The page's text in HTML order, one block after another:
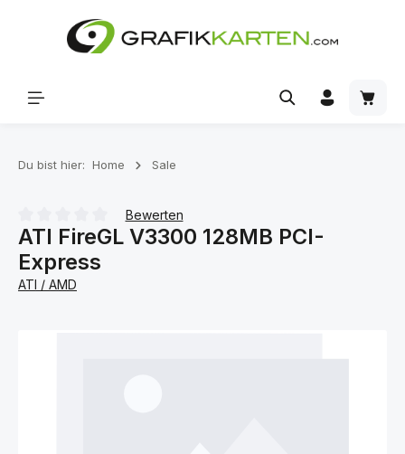
Zum Hauptinhalt springen
Du bist hier: Home Sale
Durchschnittliche Bewertung von 0 von 5 Sternen
Bewerten
ATI FireGL V3300 128MB PCI-
Express
ATI / AMD